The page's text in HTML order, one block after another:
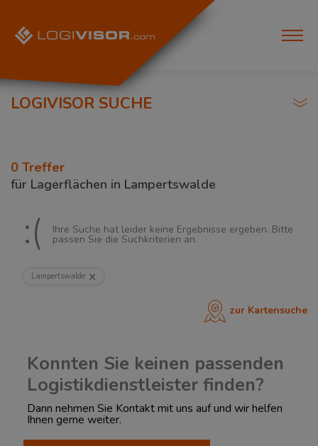
LOGIVISOR SUCHE
0 Treffer
für Lagerflächen in Lampertswalde
:( Ihre Suche hat leider keine Ergebnisse ergeben. Bitte
passen Sie die Suchkriterien an.
Lampertswalde
zur Kartensuche
Konnten Sie keinen passenden
Logistikdienstleister finden?
Dann nehmen Sie Kontakt mit uns auf und wir helfen
Ihnen gerne weiter.